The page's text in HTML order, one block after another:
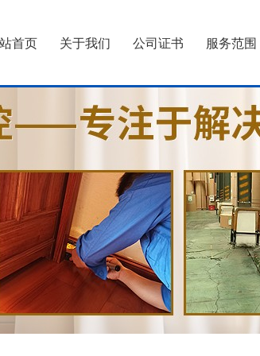
首页 关于我们 公司证书 服务范围